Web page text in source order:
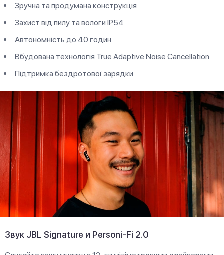
Зручна та продумана конструкція
Захист від пилу та вологи IP54
Автономність до 40 годин
Вбудована технологія True Adaptive Noise Cancellation
Підтримка бездротової зарядки
Звук JBL Signature и Personi-Fi 2.0